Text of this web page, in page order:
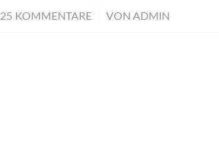
25 KOMMENTARE
/ VON ADMIN